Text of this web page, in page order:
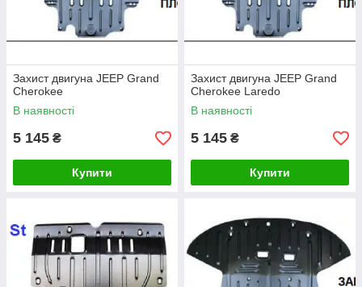
Захист двигуна JEEP Grand
Cherokee
В наявності
5 145 ₴
Купити
Захист двигуна JEEP Grand
Cherokee Laredo
В наявності
5 145 ₴
Купити